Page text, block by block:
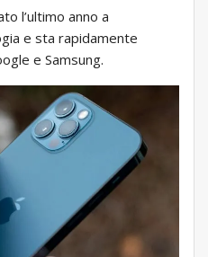
l’ultimo anno a
e sta rapidamente
e Samsung.